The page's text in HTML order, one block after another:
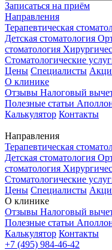
Записаться на приём
Направления
Терапевтическая
Детская стоматология
стоматология
Стоматологические
Цены Специалисты
О клинике
Отзывы Налоговый
Полезные статьи
Калькулятор Контакты
Направления
Терапевтическая
Детская стоматология
стоматология
Стоматологические
Цены Специалисты
О клинике
Отзывы Налоговый
Полезные статьи
Калькулятор Контакты
+7 (495) 984-46-42